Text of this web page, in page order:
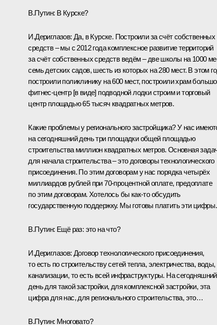
В.Путин: В Курске?
И.Дериглазов: Да, в Курске. Построили за счёт собственных
средств – мы с 2012 года комплексное развитие территорий
за счёт собственных средств ведём – две школы на 1000
семь детских садов, шесть из которых на 280 мест. В этом
построили поликлинику на 600 мест, построили храм
фитнес-центр [в виде] подводной лодки строим и торговый
центр площадью 65 тысяч квадратных метров.
Какие проблемы у регионального застройщика? У нас
на сегодняшний день три площадки общей площадью
строительства миллион квадратных метров. Основная
для начала строительства – это договоры технологического
присоединения. По этим договорам у нас порядка четырёх
миллиардов рублей при 70-процентной оплате, предоплате
по этим договорам. Хотелось бы как-то обсудить
государственную поддержку. Мы готовы платить эти
В.Путин: Ещё раз: это на что?
И.Дериглазов: Договор технологического присоединения,
то есть по строительству сетей тепла, электричества, воды,
канализации, то есть всей инфраструктуры. На сегодняшний
день для такой застройки, для комплексной застройки, эта
цифра для нас, для регионального строительства, это…
В.Путин: Многовато?